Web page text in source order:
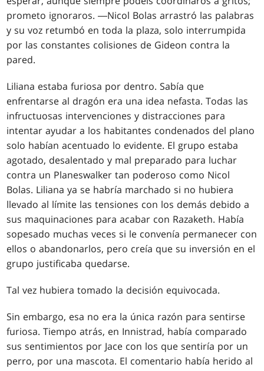
prometo ignoraros. ―Nicol Bolas arrastró las palabras
y su voz retumbó en toda la plaza, solo interrumpida
por las constantes colisiones de Gideon contra la
pared.
Liliana estaba furiosa por dentro. Sabía que
enfrentarse al dragón era una idea nefasta. Todas las
infructuosas intervenciones y distracciones para
intentar ayudar a los habitantes condenados del plano
solo habían acentuado lo evidente. El grupo estaba
agotado, desalentado y mal preparado para luchar
contra un Planeswalker tan poderoso como Nicol
Bolas. Liliana ya se habría marchado si no hubiera
llevado al límite las tensiones con los demás debido a
sus maquinaciones para acabar con Razaketh. Había
sopesado muchas veces si le convenía permanecer con
ellos o abandonarlos, pero creía que su inversión en el
grupo justificaba quedarse.
Tal vez hubiera tomado la decisión equivocada.
Sin embargo, esa no era la única razón para sentirse
furiosa. Tiempo atrás, en Innistrad, había comparado
sus sentimientos por Jace con los que sentiría por un
perro, por una mascota. El comentario había herido al